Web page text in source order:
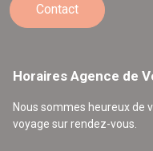
Contact
Horaires Agence de
Nous sommes heureux de
voyage sur rendez-vous.